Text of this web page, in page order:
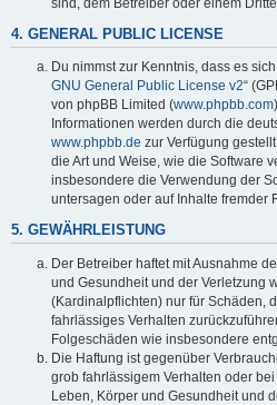
4. GENERAL PUBLIC LICENSE
Du nimmst zur Kenntnis, dass es
GNU General Public License v2“
von phpBB Limited (www.phpbb.com
Informationen werden durch die
www.phpbb.de zur Verfügung
die Art und Weise, wie die Software
insbesondere die Verwendung der
untersagen oder auf Inhalte fremder
5. GEWÄHRLEISTUNG
Der Betreiber haftet mit Ausnahme
und Gesundheit und der Verletzung
(Kardinalpflichten) nur für Schäden,
fahrlässiges Verhalten
Folgeschäden wie insbesondere
Die Haftung ist gegenüber
grob fahrlässigem Verhalten oder
Leben, Körper und Gesundheit und